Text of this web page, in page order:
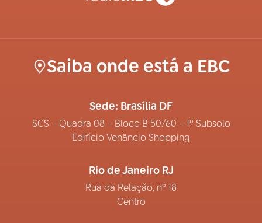
Saiba onde está a EBC
Sede: Brasília DF
SCS – Quadra 08 – Bloco B 50/60 – 1º Subsolo
Edifício Venâncio Shopping
Rio de Janeiro RJ
Rua da Relação, nº 18
Centro